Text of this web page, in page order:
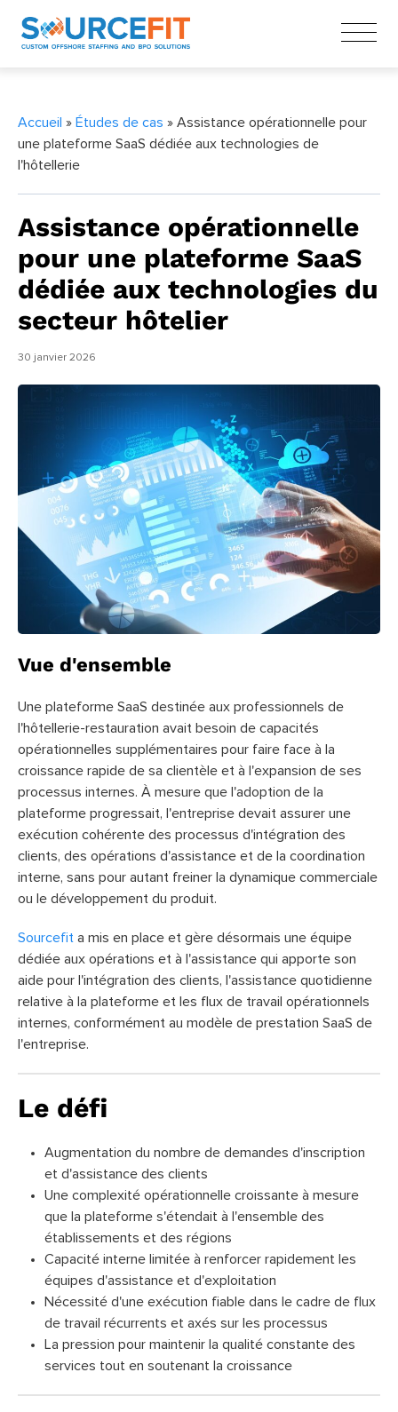
Accueil » Études de cas » Assistance opérationnelle pour
une plateforme SaaS dédiée aux technologies de
l'hôtellerie
Assistance opérationnelle
pour une plateforme SaaS
dédiée aux technologies du
secteur hôtelier
30 janvier 2026
Vue d'ensemble
Une plateforme SaaS destinée aux professionnels de
l'hôtellerie-restauration avait besoin de capacités
opérationnelles supplémentaires pour faire face à la
croissance rapide de sa clientèle et à l'expansion de ses
processus internes. À mesure que l'adoption de la
plateforme progressait, l'entreprise devait assurer une
exécution cohérente des processus d'intégration des
clients, des opérations d'assistance et de la coordination
interne, sans pour autant freiner la dynamique commerciale
ou le développement du produit.
Sourcefit a mis en place et gère désormais une équipe
dédiée aux opérations et à l'assistance qui apporte son
aide pour l'intégration des clients, l'assistance quotidienne
relative à la plateforme et les flux de travail opérationnels
internes, conformément au modèle de prestation SaaS de
l'entreprise.
Le défi
Augmentation du nombre de demandes d'inscription
et d'assistance des clients
Une complexité opérationnelle croissante à mesure
que la plateforme s'étendait à l'ensemble des
établissements et des régions
Capacité interne limitée à renforcer rapidement les
équipes d'assistance et d'exploitation
Nécessité d'une exécution fiable dans le cadre de flux
de travail récurrents et axés sur les processus
La pression pour maintenir la qualité constante des
services tout en soutenant la croissance